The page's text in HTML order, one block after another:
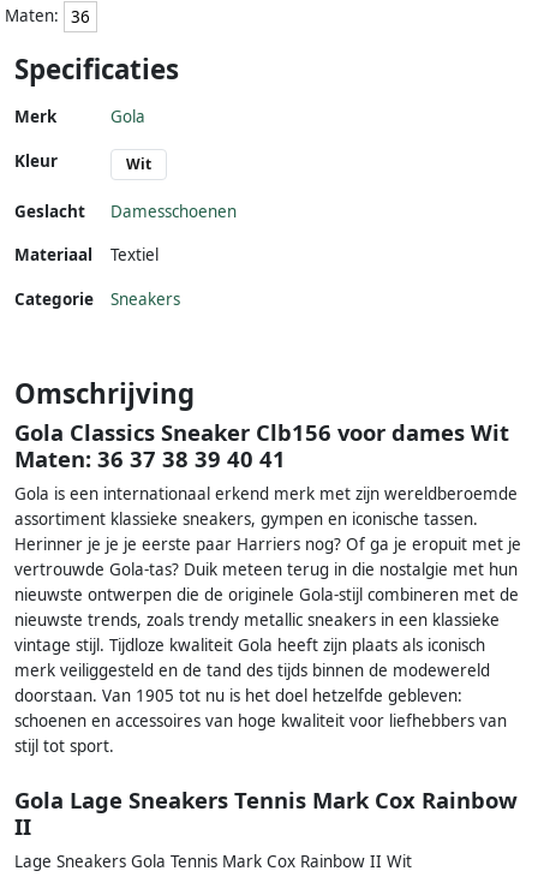
Maten:
36
Specificaties
Merk Gola
Kleur Wit
Geslacht
Damesschoenen
Materiaal
Textiel
Categorie Sneakers
Omschrijving
Gola Classics Sneaker Clb156 voor dames Wit
Maten: 36 37 38 39 40 41
Gola is een internationaal erkend merk met zijn wereldberoemde
assortiment klassieke sneakers, gympen en iconische tassen.
Herinner je je je eerste paar Harriers nog? Of ga je eropuit met je
vertrouwde Gola-tas? Duik meteen terug in die nostalgie met hun
nieuwste ontwerpen die de originele Gola-stijl combineren met de
nieuwste trends, zoals trendy metallic sneakers in een klassieke
vintage stijl. Tijdloze kwaliteit Gola heeft zijn plaats als iconisch
merk veiliggesteld en de tand des tijds binnen de modewereld
doorstaan. Van 1905 tot nu is het doel hetzelfde gebleven:
schoenen en accessoires van hoge kwaliteit voor liefhebbers van
stijl tot sport.
Gola Lage Sneakers Tennis Mark Cox Rainbow
II
Lage Sneakers Gola Tennis Mark Cox Rainbow II Wit